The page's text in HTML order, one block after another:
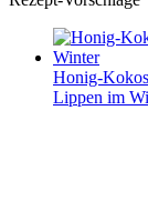
Honig-
Lippen im